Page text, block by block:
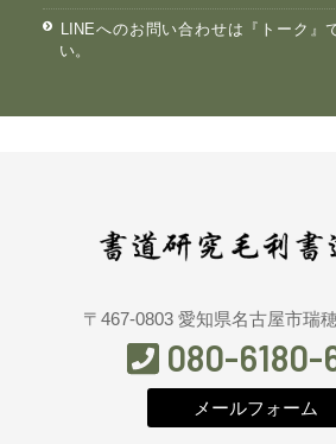
LINEへのお問い合わせは『トーク』
い。
〒467-0803 愛知県名古屋市瑞
080-6180-
メールフォーム